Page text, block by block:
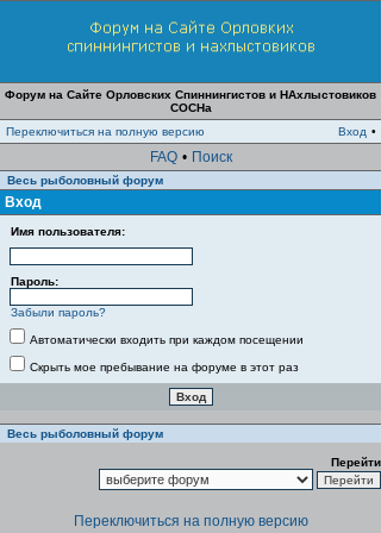
Форум на Сайте Орловских Спиннингистов и НАхлыстовиков
СОСНа
Переключиться на полную версию
Вход •
FAQ • Поиск
Весь рыболовный форум
Вход
Имя пользователя:
Пароль:
Забыли пароль?
Автоматически входить при каждом посещении
Скрыть мое пребывание на форуме в этот раз
Весь рыболовный форум
Перейти
Переключиться на полную версию